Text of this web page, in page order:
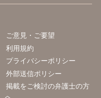
ご意見・ご要望
利用規約
プライバシーポリシー
外部送信ポリシー
掲載をご検討の弁護士の方